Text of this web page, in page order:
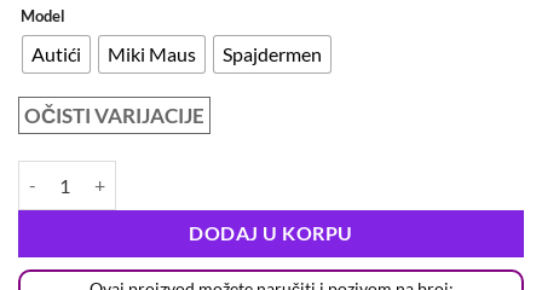
Model
Autići Miki Maus Spajdermen
OČISTI VARIJACIJE
DODAJ U KORPU